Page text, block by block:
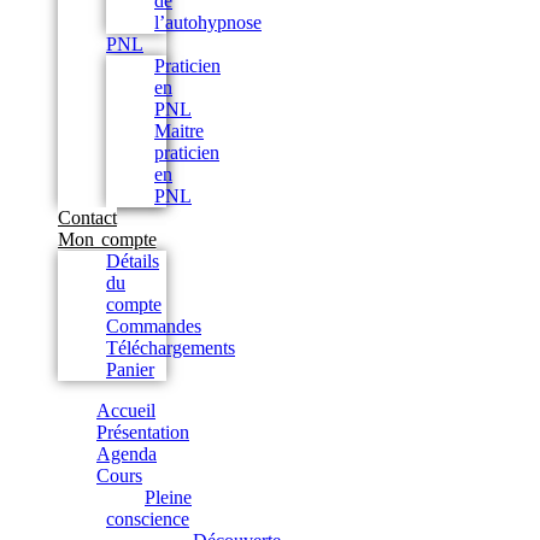
l’autohypnose
PNL
Praticien
en
PNL
Maitre
praticien
en
PNL
Contact
Mon compte
Détails
du
compte
Commandes
Téléchargements
Panier
Accueil
Présentation
Agenda
Cours
Pleine
conscience